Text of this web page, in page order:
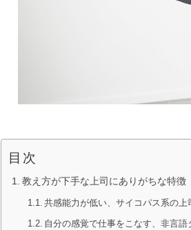
目次
教え方が下手な上司にありがちな特徴
共感能力が低い、サイコパス系の上
自分の感覚で仕事をこなす、非言語